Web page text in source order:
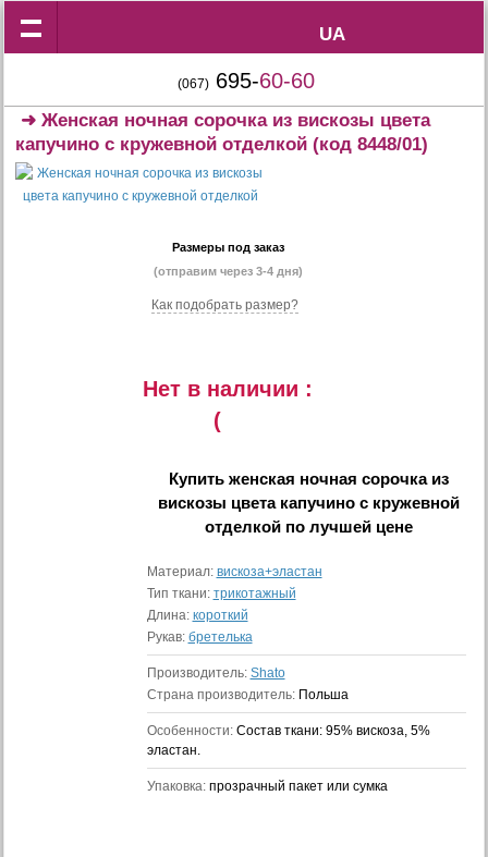
UA
UA
(067) 695-60-60
➜Женская ночная сорочка из вискозы цвета
капучино с кружевной отделкой (код 8448/01)
Размеры под заказ
(отправим через 3-4 дня)
Как подобрать размер?
Нет в наличии :
(
Купитьженская ночная сорочка из
вискозы цвета капучино с кружевной
отделкой по лучшей цене
Материал: вискоза+эластан
Тип ткани: трикотажный
Длина: короткий
Рукав: бретелька
Производитель: Shato
Страна производитель: Польша
Особенности: Состав ткани: 95% вискоза, 5%
эластан.
Упаковка: прозрачный пакет или сумка